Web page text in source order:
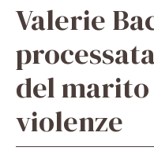
Valerie
del
violenze